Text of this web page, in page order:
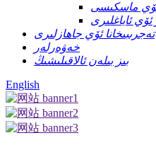
ئۆي ماسكىسى
ئۆي ئاياغلىرى
تەجرىبىخانا ئۆي جاھازلىرى
خەۋەرلەر
بىز بىلەن ئالاقىلىشىڭ
English